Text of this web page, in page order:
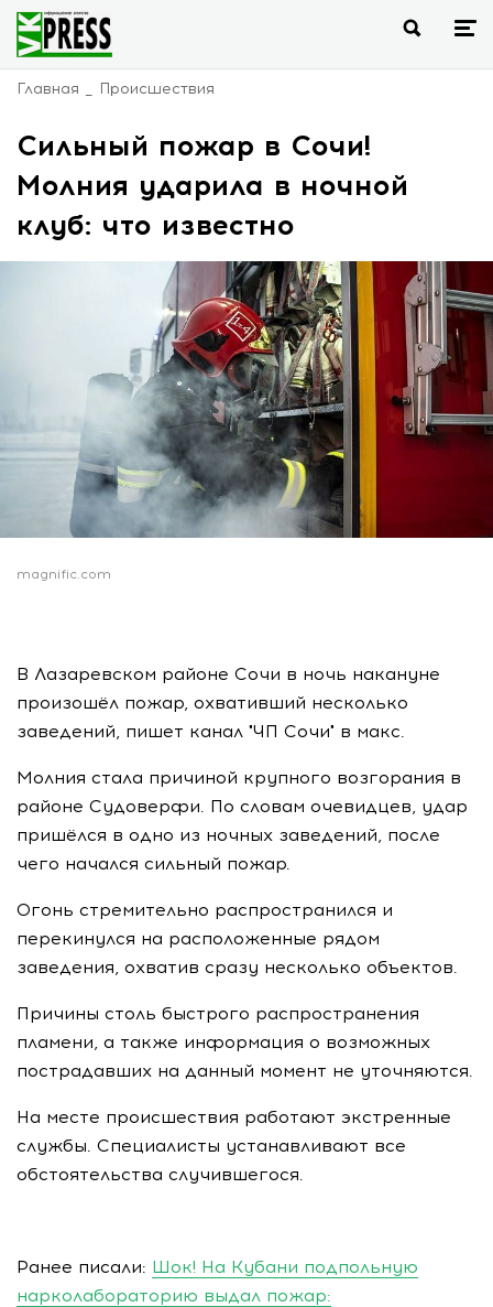
Главная Происшествия
Сильный пожар в Сочи!
Молния ударила в ночной
клуб: что известно
magnific.com
В Лазаревском районе Сочи в ночь накануне
произошёл пожар, охвативший несколько
заведений, пишет канал "ЧП Сочи" в макс.
Молния стала причиной крупного возгорания в
районе Судоверфи. По словам очевидцев, удар
пришёлся в одно из ночных заведений, после
чего начался сильный пожар.
Огонь стремительно распространился и
перекинулся на расположенные рядом
заведения, охватив сразу несколько объектов.
Причины столь быстрого распространения
пламени, а также информация о возможных
пострадавших на данный момент не уточняются.
На месте происшествия работают экстренные
службы. Специалисты устанавливают все
обстоятельства случившегося.
Ранее писали: Шок! На Кубани подпольную
нарколабораторию выдал пожар: